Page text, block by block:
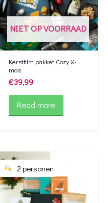
NIET OP VOORRAAD
Kerstfilm pakket Cozy X-
mas
€39,99
Read more
2 personen